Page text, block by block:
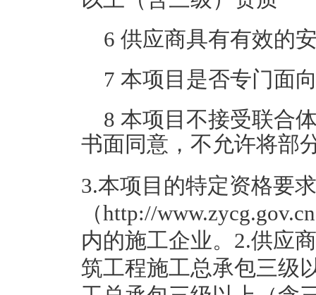
6 供应商具有有效的
7 本项目是否专门面
8 本项目不接受联合
书面同意，不允许将部
3.本项目的特定资格要
（http://
内的施工企业。2.供应
筑工程施工总承包三级